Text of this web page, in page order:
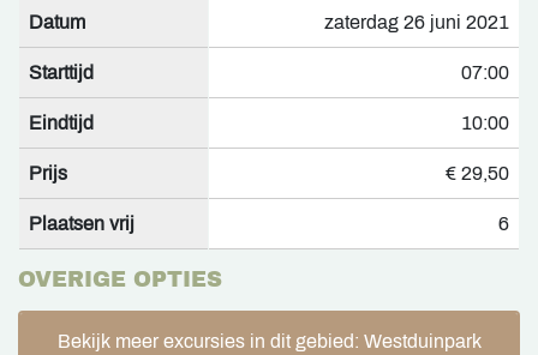
Datum zaterdag 26 juni 2021
Starttijd 07:00
Eindtijd 10:00
Prijs € 29,50
Plaatsen vrij 6
OVERIGE OPTIES
Bekijk meer excursies in dit gebied: Westduinpark